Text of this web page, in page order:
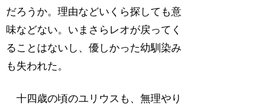
だろうか。理由などいくら探しても意
味などない。いまさらレオが戻ってく
ることはないし、優しかった幼馴染み
も失われた。
十四歳の頃のユリウスも、無理やり